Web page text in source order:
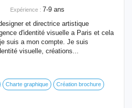
Expérience : 7-9 ans
et directrice artistique
d'identité visuelle a Paris et cela
suis a mon compte. Je suis
visuelle, créations...
Charte graphique Création brochure